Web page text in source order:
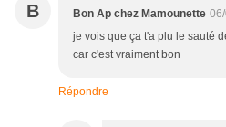
B Bon Ap chez Mamounette
je vois que ça t'a plu le sauté
car c'est vraiment bon
Répondre